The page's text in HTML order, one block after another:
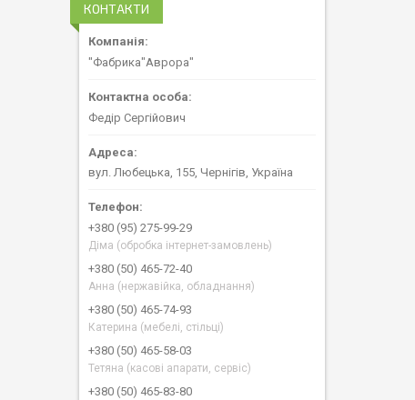
КОНТАКТИ
"Фабрика"Аврора"
Федір Сергійович
вул. Любецька, 155, Чернігів, Україна
+380 (95) 275-99-29
Діма (обробка інтернет-замовлень)
+380 (50) 465-72-40
Анна (нержавійка, обладнання)
+380 (50) 465-74-93
Катерина (мебелі, стільці)
+380 (50) 465-58-03
Тетяна (касові апарати, сервіс)
+380 (50) 465-83-80